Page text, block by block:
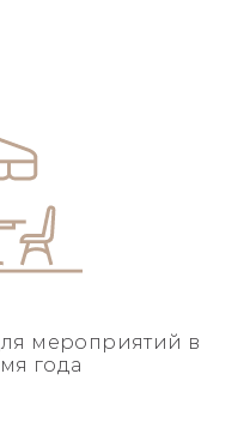
мероприятий в
года